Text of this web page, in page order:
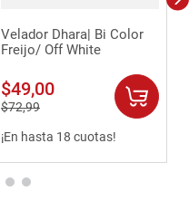
Velador Dhara| Bi Color
Freijo/ Off White
$49,00
$72,99
¡En hasta 18 cuotas!